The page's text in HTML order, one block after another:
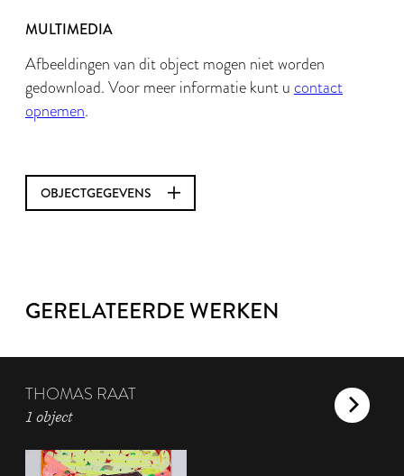
MULTIMEDIA
Afbeeldingen van dit object mogen niet worden
gedownload. Voor meer informatie kunt u contact
opnemen.
OBJECTGEGEVENS
GERELATEERDE WERKEN
THOMAS RAAT
1 object